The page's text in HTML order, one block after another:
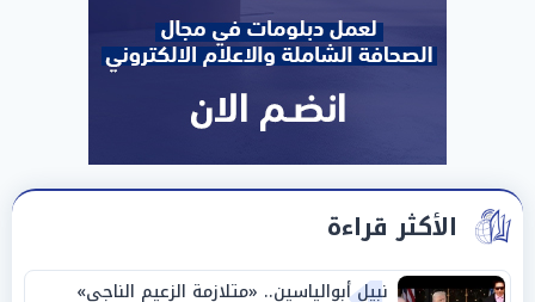
الأكثر قراءة
نبيل أبوالياسين.. «متلازمة الزعيم الناجي»